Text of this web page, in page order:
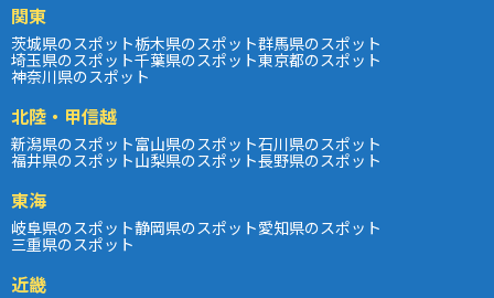
関東
茨城県のスポット栃木県のスポット群馬県のスポット
埼玉県のスポット千葉県のスポット東京都のスポット
神奈川県のスポット
北陸・甲信越
新潟県のスポット富山県のスポット石川県のスポット
福井県のスポット山梨県のスポット長野県のスポット
東海
岐阜県のスポット静岡県のスポット愛知県のスポット
三重県のスポット
近畿